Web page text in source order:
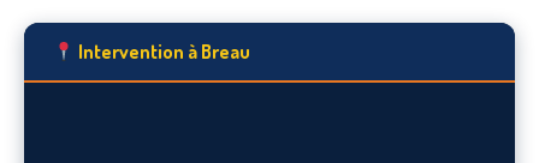
Intervention à Breau